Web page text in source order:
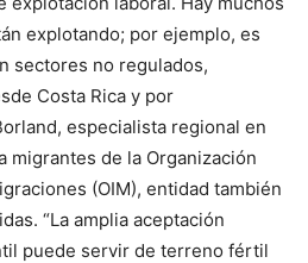
explotando; por ejemplo, es
sectores no regulados,
Costa Rica y por
especialista regional en
migrantes de la Organización
(OIM), entidad también
“La amplia aceptación
puede servir de terreno fértil